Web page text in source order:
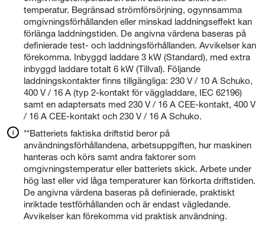
temperatur. Begränsad strömförsörjning, ogynnsamma
omgivningsförhållanden eller minskad laddningseffekt kan
förlänga laddningstiden. De angivna värdena baseras på
definierade test- och laddningsförhållanden. Avvikelser kan
förekomma. Inbyggd laddare 3 kW (Standard), med extra
inbyggd laddare totalt 6 kW (Tillval). Följande
laddningskontakter finns tillgängliga: 230 V / 10 A Schuko,
400 V / 16 A (typ 2-kontakt för väggladdare, IEC 62196)
samt en adaptersats med 230 V / 16 A CEE-kontakt, 400 V
/ 16 A CEE-kontakt och 230 V / 16 A Schuko.
**Batteriets faktiska driftstid beror på
användningsförhållandena, arbetsuppgiften, hur maskinen
hanteras och körs samt andra faktorer som
omgivningstemperatur eller batteriets skick. Arbete under
hög last eller vid låga temperaturer kan förkorta driftstiden.
De angivna värdena baseras på definierade, praktiskt
inriktade testförhållanden och är endast vägledande.
Avvikelser kan förekomma vid praktisk användning.